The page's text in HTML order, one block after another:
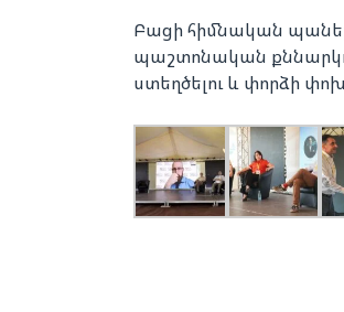
Բացի հիմնական
պաշտոնական
ստեղծելու և փորձի